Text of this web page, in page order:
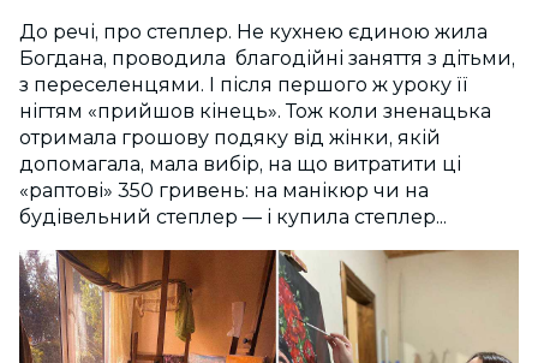
До речі, про степлер. Не кухнею єдиною жила
Богдана, проводила благодійні заняття з дітьми,
з переселенцями. І після першого ж уроку її
нігтям «прийшов кінець». Тож коли зненацька
отримала грошову подяку від жінки, якій
допомагала, мала вибір, на що витратити ці
«раптові» 350 гривень: на манікюр чи на
будівельний степлер — і купила степлер...